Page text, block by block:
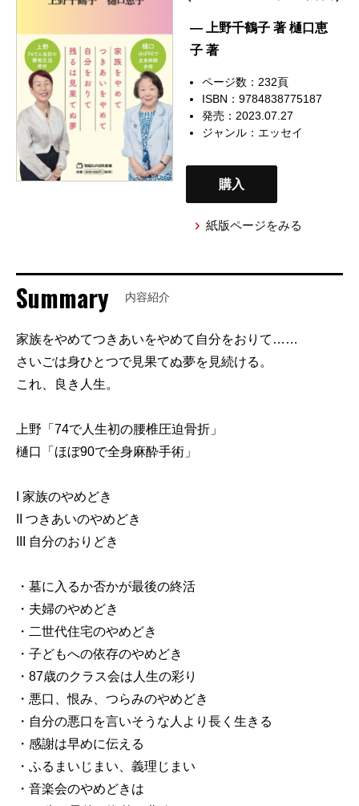
— 上野千鶴子 著 樋口恵
子 著
ページ数：232頁
ISBN：9784838775187
発売：2023.07.27
ジャンル： エッセイ
購入
紙版ページをみる
Summary 内容紹介
家族をやめてつきあいをやめて自分をおりて……
さいごは身ひとつで見果てぬ夢を見続ける。
これ、良き人生。
上野「74で人生初の腰椎圧迫骨折」
樋口「ほぼ90で全身麻酔手術」
I 家族のやめどき
II つきあいのやめどき
III 自分のおりどき
・墓に入るか否かが最後の終活
・夫婦のやめどき
・二世代住宅のやめどき
・子どもへの依存のやめどき
・87歳のクラス会は人生の彩り
・悪口、恨み、つらみのやめどき
・自分の悪口を言いそうな人より長く生きる
・感謝は早めに伝える
・ふるまいじまい、義理じまい
・音楽会のやめどきは